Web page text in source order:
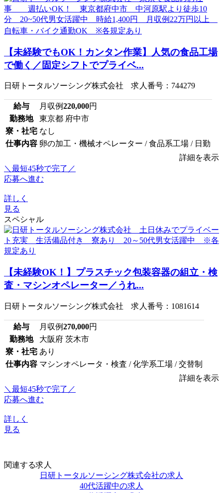
【未経験でもOK！カンタン作業】人気の食品工場
で働く／固定シフトでプライベ...
日研トータルソーシング株式会社 求人番号：744279
給与 月収例220,000円
勤務地
東京都 府中市
寮・社宅 なし
仕事内容 卵の加工・機械オペレーター / 食品系工場 / 日勤
詳細を表示
＼最短45秒で完了／
応募へ進む
詳しく
見る
スペシャル
【未経験OK！】プラスチック包装容器の組立・検
査・マシンオペレーター／うれ...
日研トータルソーシング株式会社 求人番号：1081614
給与 月収例270,000円
勤務地
大阪府 茨木市
寮・社宅 あり
仕事内容 マシンオペレータ・検査 / 化学系工場 / 交替制
詳細を表示
＼最短45秒で完了／
応募へ進む
詳しく
見る
関連する求人
日研トータルソーシング株式会社の求人
40代活躍中の求人